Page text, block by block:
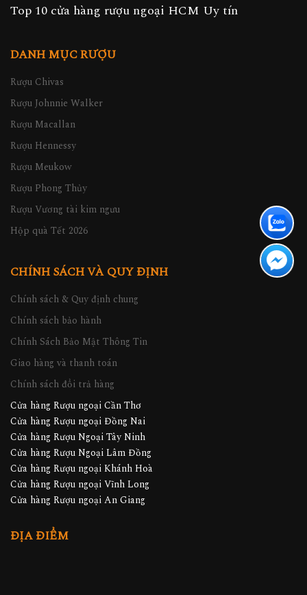
Top 10 cửa hàng rượu ngoại HCM Uy tín
DANH MỤC RƯỢU
Rượu Chivas
Rượu Johnnie Walker
Rượu Macallan
Rượu Hennessy
Rượu Meukow
Rượu Phong Thủy
Rượu Vương tài kim ngưu
Hộp quà Tết 2026
CHÍNH SÁCH VÀ QUY ĐỊNH
Chính sách & Quy định chung
Chính sách bảo hành
Chính Sách Bảo Mật Thông Tin
Giao hàng và thanh toán
Chính sách đổi trả hàng
Cửa hàng Rượu ngoại Cần Thơ
Cửa hàng Rượu ngoại Đồng Nai
Cửa hàng Rượu Ngoại Tây Ninh
Cửa hàng Rượu Ngoại Lâm Đồng
Cửa hàng Rượu ngoại Khánh Hoà
Cửa hàng Rượu ngoại Vĩnh Long
Cửa hàng Rượu ngoại An Giang
ĐỊA ĐIỂM